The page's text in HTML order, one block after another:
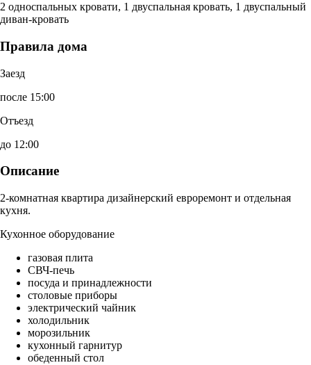
2 односпальных кровати, 1 двуспальная кровать, 1 двуспальный
диван-кровать
Правила дома
Заезд
после 15:00
Отъезд
до 12:00
Описание
2-комнатная квартира дизайнерский евроремонт и отдельная
кухня.
Кухонное оборудование
газовая плита
СВЧ-печь
посуда и принадлежности
столовые приборы
электрический чайник
холодильник
морозильник
кухонный гарнитур
обеденный стол